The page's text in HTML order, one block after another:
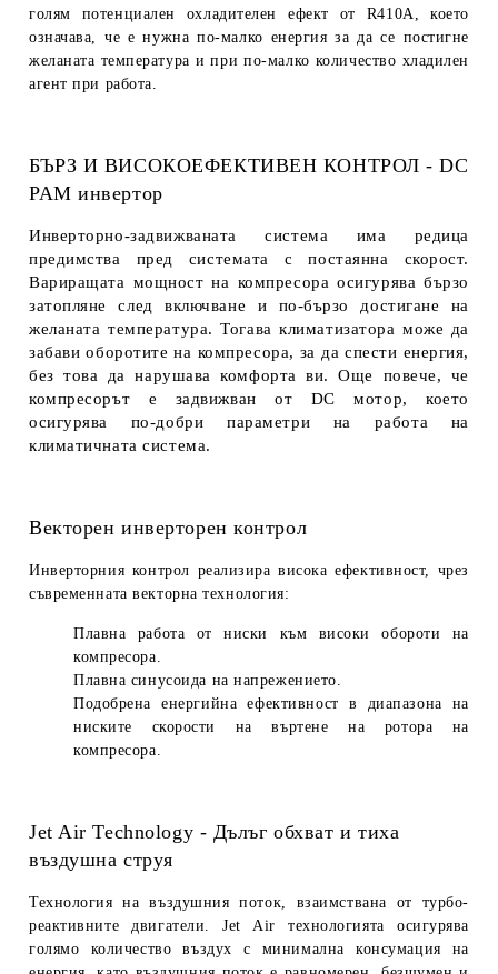
голям потенциален охладителен ефект от R410A, което
означава, че е нужна по-малко енергия за да се постигне
желаната температура и при по-малко количество хладилен
агент при работа.
БЪРЗ И ВИСОКОЕФЕКТИВЕН КОНТРОЛ - DC
PAM инвертор
Инверторно-задвижваната система има редица
предимства пред системата с постаянна скорост.
Вариращата мощност на компресора осигурява бързо
затопляне след включване и по-бързо достигане на
желаната температура. Тогава климатизатора може да
забави оборотите на компресора, за да спести енергия,
без това да нарушава комфорта ви. Още повече, че
компресорът е задвижван от DC мотор, което
осигурява по-добри параметри на работа на
климатичната система.
Векторен инверторен контрол
Инверторния контрол реализира висока ефективност, чрез
съвременната векторна технология:
Плавна работа от ниски към високи обороти на
компресора.
Плавна синусоида на напрежението.
Подобрена енергийна ефективност в диапазона на
ниските скорости на въртене на ротора на
компресора.
Jet Air Technology - Дълъг обхват и тиха
въздушна струя
Технология на въздушния поток, взаимствана от турбо-
реактивните двигатели.Jet Airтехнологията осигурява
голямо количество въздух с минимална консумация на